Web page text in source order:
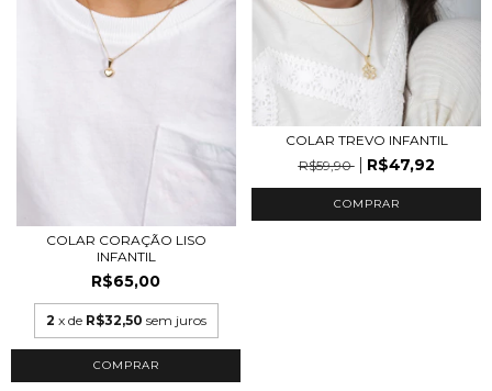
COLAR CORAÇÃO LISO
INFANTIL
R$65,00
2 x de R$32,50 sem juros
COMPRAR
COLAR TREVO INFANTIL
R$59,90
R$47,92
COMPRAR